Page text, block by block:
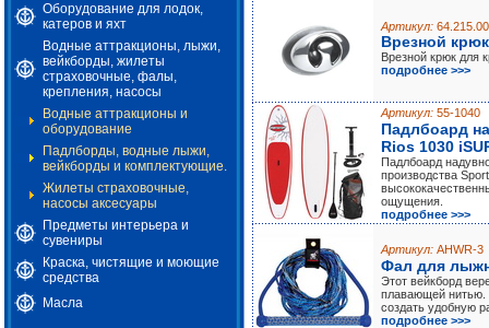
Оборудование для лодок,
катеров и яхт
Водные аттракционы, лыжи,
вейкборды, жилеты
страховочные, фалы,
крепления, насосы
Водные аттракционы и
оборудование
Падлборды, водные лыжи,
вейкборды и комплектующие.
Жилеты страховочные,
насосы аксесуары
Предметы интерьера и
сувениры
Краска, чистящие и моющие
средства
Масла
Артикул: 64.215.00
Врезной
Врезной крюк для
подробнее >>>
Артикул: 55-1040
Падлбоард
Rios 1030
Падлбоард
производства
ощущения.
подробнее >>>
Артикул: AHWR-3
Фал для
Этот вейкборд
плавающей нитью.
создать удобную
подробнее >>>